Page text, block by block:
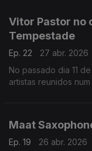
Vitor Pastor no
Tempestade
Ep. 22
27 abr. 2026
No passado dia 11
artistas reunidos
Maat
Ep. 19
26 abr. 2026